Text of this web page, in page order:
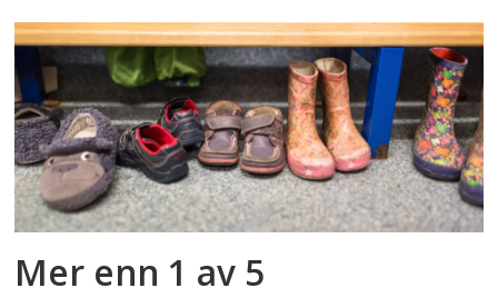
Mer enn 1 av 5